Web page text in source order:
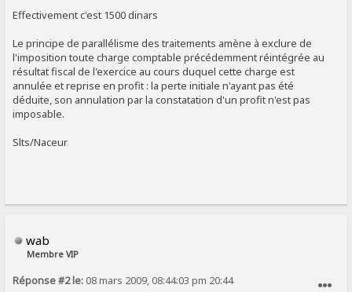
Effectivement c'est 1500 dinars
Le principe de parallélisme des traitements amène à exclure de
l'imposition toute charge comptable précédemment réintégrée au
résultat fiscal de l'exercice au cours duquel cette charge est
annulée et reprise en profit : la perte initiale n'ayant pas été
déduite, son annulation par la constatation d'un profit n'est pas
imposable.
Slts/Naceur
wab
Membre VIP
Réponse #2 le: 08 mars 2009, 08:44:03 pm 20:44